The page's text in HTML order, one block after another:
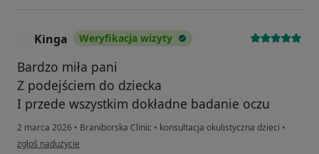
Kinga Weryfikacja wizyty
Bardzo miła pani
Z podejściem do dziecka
I przede wszystkim dokładne badanie oczu
2 marca 2026 • Braniborska Clinic • konsultacja okulistyczna dzieci •
w opinii użytkownika Kinga
zgłoś nadużycie